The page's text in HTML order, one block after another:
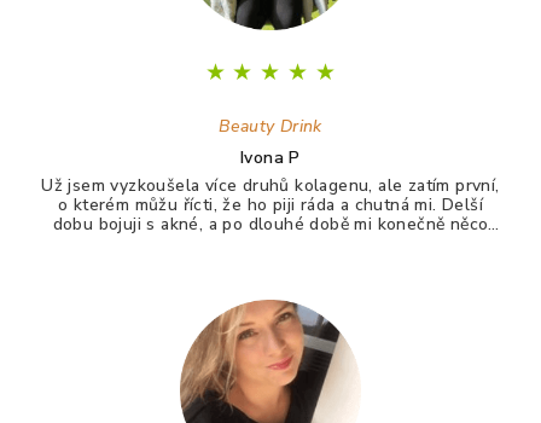
★ ★ ★ ★ ★
Beauty Drink
Ivona P
Už jsem vyzkoušela více druhů kolagenu, ale zatím první,
o kterém můžu řícti, že ho piji ráda a chutná mi. Delší
dobu bojuji s akné, a po dlouhé době mi konečně něco